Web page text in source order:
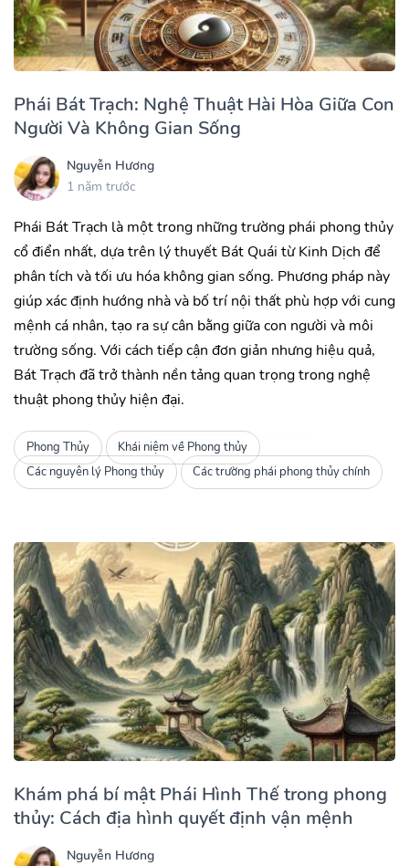
Phái Bát Trạch: Nghệ Thuật Hài Hòa Giữa Con
Người Và Không Gian Sống
Nguyễn Hương
1 năm trước
Phái Bát Trạch là một trong những trường phái phong thủy
cổ điển nhất, dựa trên lý thuyết Bát Quái từ Kinh Dịch để
phân tích và tối ưu hóa không gian sống. Phương pháp này
giúp xác định hướng nhà và bố trí nội thất phù hợp với cung
mệnh cá nhân, tạo ra sự cân bằng giữa con người và môi
trường sống. Với cách tiếp cận đơn giản nhưng hiệu quả,
Bát Trạch đã trở thành nền tảng quan trọng trong nghệ
thuật phong thủy hiện đại.
Phong Thủy
Khái niệm về Phong thủy
Các nguyên lý Phong thủy
Các trường phái phong thủy chính
Khám phá bí mật Phái Hình Thế trong phong
thủy: Cách địa hình quyết định vận mệnh
Nguyễn Hương